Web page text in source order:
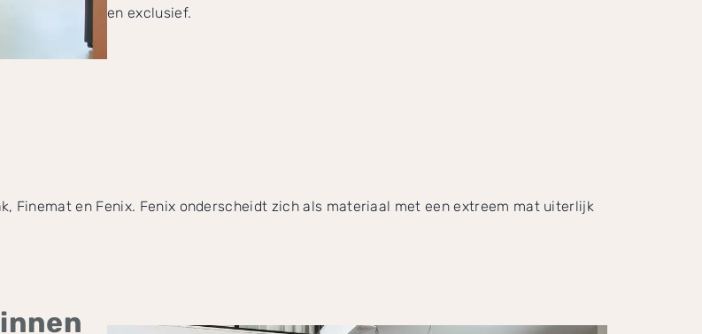
en exclusief.
Finemat en Fenix. Fenix onderscheidt zich als materiaal met een extreem mat uiterlijk